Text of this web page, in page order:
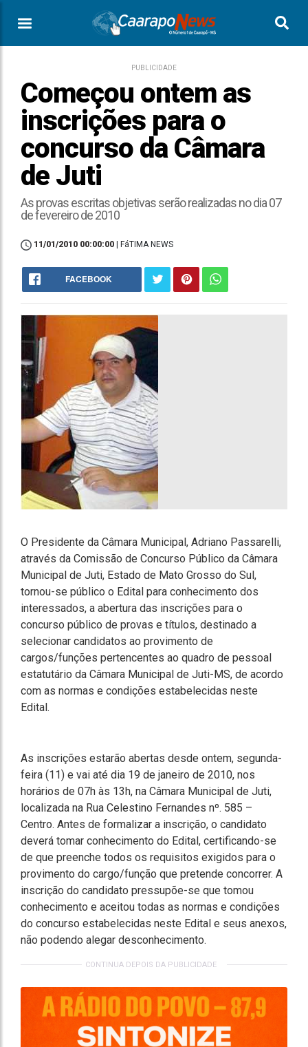
PUBLICIDADE
Começou ontem as
inscrições para o
concurso da Câmara
de Juti
As provas escritas objetivas serão realizadas no dia 07
de fevereiro de 2010
11/01/2010 00:00:00 | FáTIMA NEWS
FACEBOOK
O Presidente da Câmara Municipal, Adriano Passarelli,
através da Comissão de Concurso Público da Câmara
Municipal de Juti, Estado de Mato Grosso do Sul,
tornou-se público o Edital para conhecimento dos
interessados, a abertura das inscrições para o
concurso público de provas e títulos, destinado a
selecionar candidatos ao provimento de
cargos/funções pertencentes ao quadro de pessoal
estatutário da Câmara Municipal de Juti-MS, de acordo
com as normas e condições estabelecidas neste
Edital.
As inscrições estarão abertas desde ontem, segunda-
feira (11) e vai até dia 19 de janeiro de 2010, nos
horários de 07h às 13h, na Câmara Municipal de Juti,
localizada na Rua Celestino Fernandes nº. 585 –
Centro. Antes de formalizar a inscrição, o candidato
deverá tomar conhecimento do Edital, certificando-se
de que preenche todos os requisitos exigidos para o
provimento do cargo/função que pretende concorrer. A
inscrição do candidato pressupõe-se que tomou
conhecimento e aceitou todas as normas e condições
do concurso estabelecidas neste Edital e seus anexos,
não podendo alegar desconhecimento.
CONTINUA DEPOIS DA PUBLICIDADE